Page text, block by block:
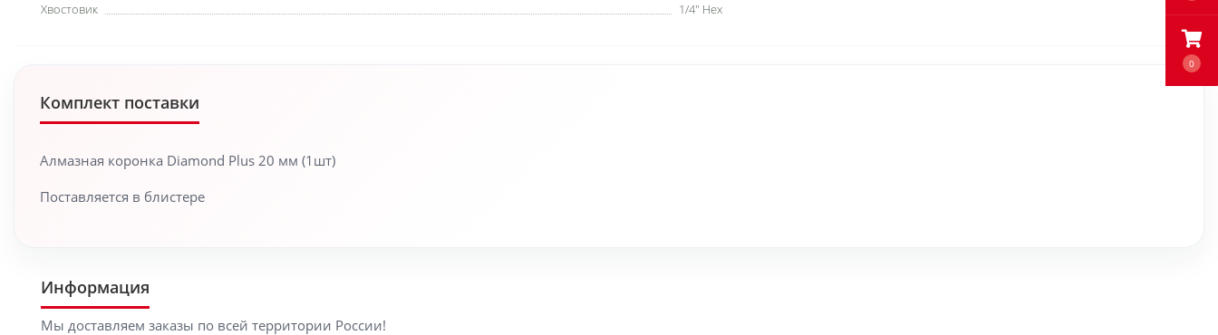
0
Хвостовик
1/4" Hex
Комплект поставки
Алмазная коронка Diamond Plus 20 мм (1шт)
Поставляется в блистере
Информация
Мы доставляем заказы по всей территории России!